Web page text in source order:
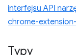
interfejsu API
chrome-
Typy